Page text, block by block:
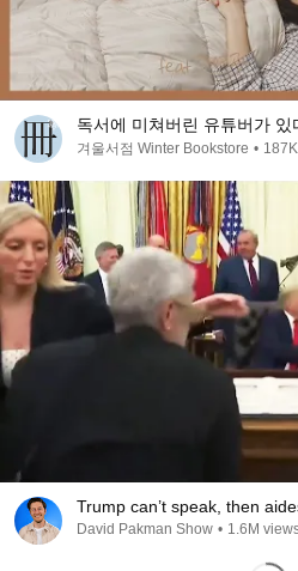
독서에 미쳐버린 유튜버가
겨울서점 Winter Bookstore •
Trump can’t speak, then
David Pakman Show • 1.6M